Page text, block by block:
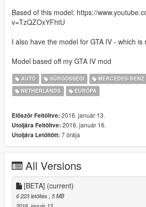
Based of this model: https://
v=TzQZOxYFhtU
I also have the model for GTA IV - which is
Model based off my GTA IV mod
AUTÓ SŰRGŐSSÉGI MERCEDES-BENZ
NETHERLANDS
EURÓPA
Először Feltöltve: 2016. január 13.
Utoljára Feltöltve: 2016. január 16.
Utoljára Letöltött: 7 órája
All Versions
[BETA] (current)
6 223 letöltés , 5 MB
2016. január 13.